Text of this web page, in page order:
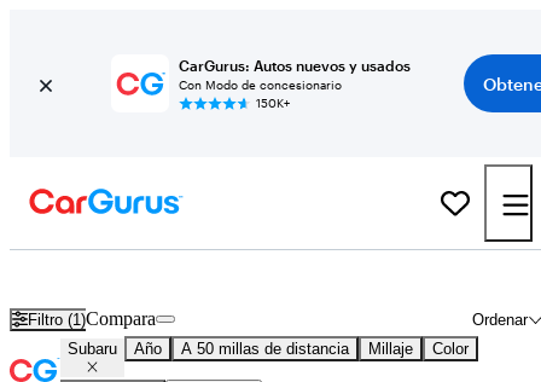
CarGurus: Autos nuevos y usados
Con Modo de concesionario
150K+
Filtro (1) Ordenar
Compara
Subaru Año A 50 millas de distancia Millaje Color